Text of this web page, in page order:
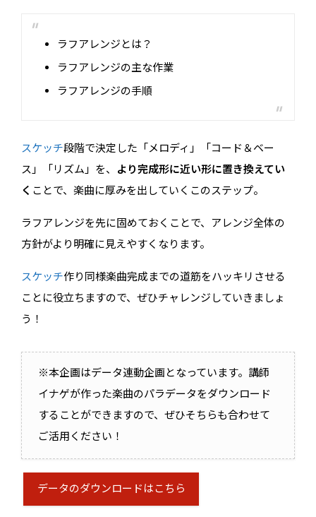
ラフアレンジとは？
ラフアレンジの主な作業
ラフアレンジの手順
スケッチ段階で決定した「メロディ」「コード＆ベー
ス」「リズム」を、 より完成形に近い形に置き換えてい
く ことで、楽曲に厚みを出していくこのステップ。
ラフアレンジを先に固めておくことで、アレンジ全体の
方針がより明確に見えやすくなります。
スケッチ作り同様楽曲完成までの道筋をハッキリさせる
ことに役立ちますので、ぜひチャレンジしていきましょ
う！
※本企画はデータ連動企画となっています。講師
イナゲが作った楽曲のパラデータをダウンロード
することができますので、ぜひそちらも合わせて
ご活用ください！
データのダウンロードはこちら